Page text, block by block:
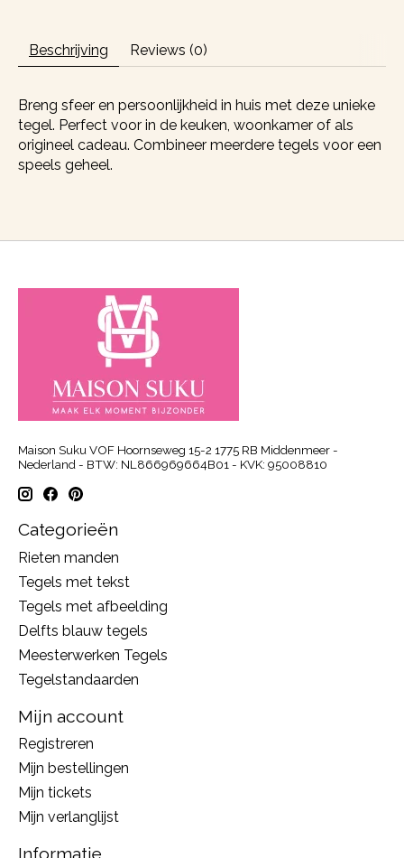
Beschrijving Reviews (0)
Breng sfeer en persoonlijkheid in huis met deze unieke
tegel. Perfect voor in de keuken, woonkamer of als
origineel cadeau. Combineer meerdere tegels voor een
speels geheel.
Maison Suku VOF Hoornseweg 15-2 1775 RB Middenmeer -
Nederland - BTW: NL866969664B01 - KVK: 95008810
Categorieën
Rieten manden
Tegels met tekst
Tegels met afbeelding
Delfts blauw tegels
Meesterwerken Tegels
Tegelstandaarden
Mijn account
Registreren
Mijn bestellingen
Mijn tickets
Mijn verlanglijst
Informatie